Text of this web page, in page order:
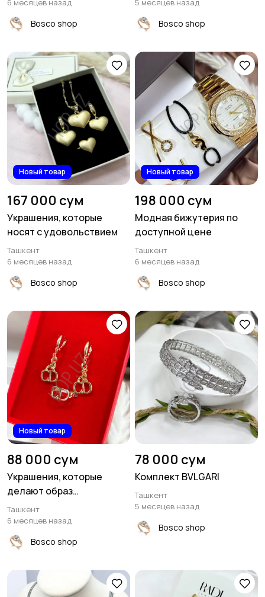
6 месяцев назад
Bosco shop
5 месяцев назад
Bosco shop
Новый товар
167 000 сум
Украшения, которые
носят с удовольствием
Ташкент
6 месяцев назад
Bosco shop
Новый товар
198 000 сум
Модная бижутерия по
доступной цене
Ташкент
6 месяцев назад
Bosco shop
Новый товар
88 000 сум
Украшения, которые
делают образ
завершённым
Ташкент
6 месяцев назад
Bosco shop
78 000 сум
Комплект BVLGARI
Ташкент
5 месяцев назад
Bosco shop